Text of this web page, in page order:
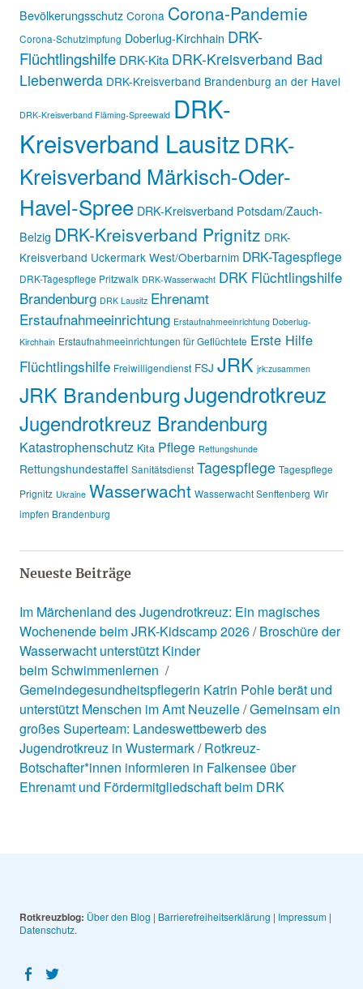
Bevölkerungsschutz Corona Corona-Pandemie
Corona-Schutzimpfung Doberlug-Kirchhain DRK-
Flüchtlingshilfe DRK-Kita DRK-Kreisverband Bad
Liebenwerda DRK-Kreisverband Brandenburg an der Havel
DRK-Kreisverband Fläming-Spreewald DRK-
Kreisverband LausitzDRK-
Kreisverband Märkisch-Oder-
Havel-Spree DRK-Kreisverband Potsdam/Zauch-
Belzig DRK-Kreisverband Prignitz DRK-
Kreisverband Uckermark West/Oberbarnim DRK-Tagespflege
DRK-Tagespflege Pritzwalk DRK-Wasserwacht DRK Flüchtlingshilfe
Brandenburg DRK Lausitz Ehrenamt
Erstaufnahmeeinrichtung Erstaufnahmeeinrichtung Doberlug-
Kirchhain Erstaufnahmeeinrichtungen für Geflüchtete Erste Hilfe
Flüchtlingshilfe Freiwilligendienst FSJ JRK jrk:zusammen
JRK BrandenburgJugendrotkreuz
Jugendrotkreuz Brandenburg
Katastrophenschutz Kita Pflege Rettungshunde
Rettungshundestaffel Sanitätsdienst Tagespflege Tagespflege
Prignitz Ukraine Wasserwacht Wasserwacht Senftenberg Wir
impfen Brandenburg
Neueste Beiträge
Im Märchenland des Jugendrotkreuz: Ein magisches
Wochenende beim JRK-Kidscamp 2026 Broschüre der
Wasserwacht unterstützt Kinder
beim Schwimmenlernen
Gemeindegesundheitspflegerin Katrin Pohle berät und
unterstützt Menschen im Amt Neuzelle Gemeinsam ein
großes Superteam: Landeswettbewerb des
Jugendrotkreuz in Wustermark Rotkreuz-
Botschafter*innen informieren in Falkensee über
Ehrenamt und Fördermitgliedschaft beim DRK
Rotkreuzblog: Über den Blog | Barrierefreiheitserklärung | Impressum|
Datenschutz